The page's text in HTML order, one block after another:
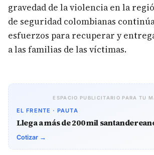
gravedad de la violencia en la
de seguridad colombianas
esfuerzos para recuperar y
a las familias de las víctimas.
ESPACIO PUBLICITARIO PARA TU
EL FRENTE · PAUTA
Llega a más de 200 mil
Cotizar →